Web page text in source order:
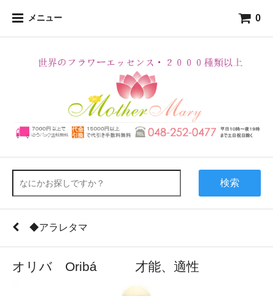
メニュー 0
検索
◆アラレタマ
オリバ Oribá 才能、適性